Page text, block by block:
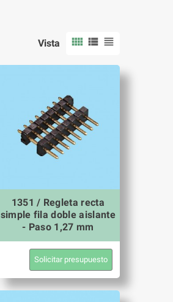
Vista   
1351 / Regleta recta
simple fila doble aislante
- Paso 1,27 mm
Solicitar presupuesto